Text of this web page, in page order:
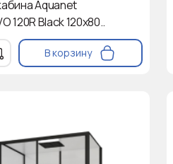
Aquanet
120R Black 120x80..
В корзину